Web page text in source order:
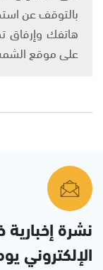
بالتوقف عن
هاتفك وإرفاق
على موقع
نشرة
الإلكتروني